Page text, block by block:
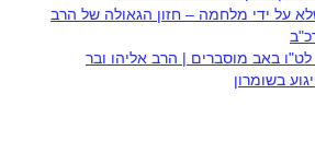
על ידי מלחמה – חזון הגאולה של הרב
באב מוסברים | הרב אליהו ובר
בשומרון